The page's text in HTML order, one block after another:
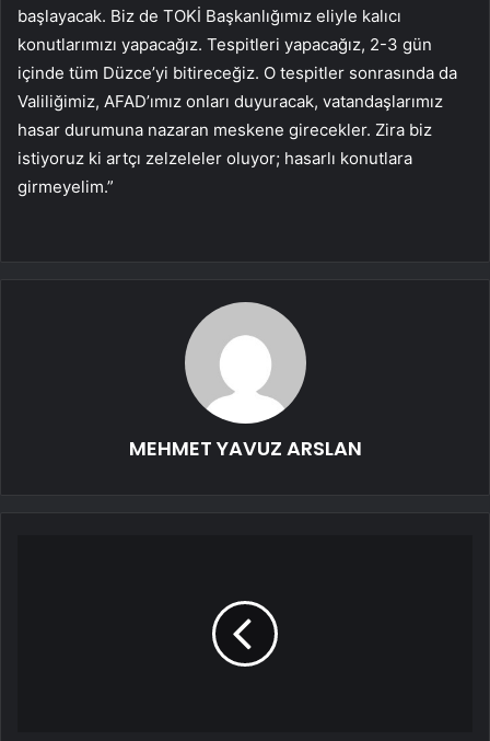
başlayacak. Biz de TOKİ Başkanlığımız eliyle kalıcı
konutlarımızı yapacağız. Tespitleri yapacağız, 2-3 gün
içinde tüm Düzce’yi bitireceğiz. O tespitler sonrasında da
Valiliğimiz, AFAD’ımız onları duyuracak, vatandaşlarımız
hasar durumuna nazaran meskene girecekler. Zira biz
istiyoruz ki artçı zelzeleler oluyor; hasarlı konutlara
girmeyelim.”
MEHMET YAVUZ ARSLAN